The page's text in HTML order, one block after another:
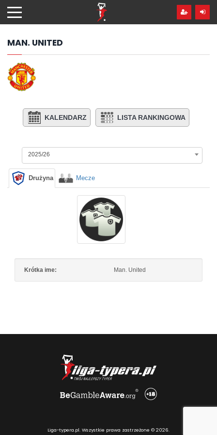
hdo
treści
MAN. UNITED
KALENDARZ LISTA RANKINGOWA
2025/26
Drużyna Mecze
Krótka ime: Man. United
Liga-typera.pl. Wszystkie prawa zastrzeżone © 2026.